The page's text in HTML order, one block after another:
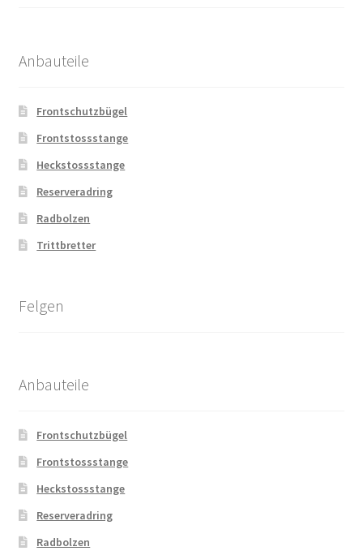
Anbauteile
Frontschutzbügel
Frontstossstange
Heckstossstange
Reserveradring
Radbolzen
Trittbretter
Felgen
Anbauteile
Frontschutzbügel
Frontstossstange
Heckstossstange
Reserveradring
Radbolzen